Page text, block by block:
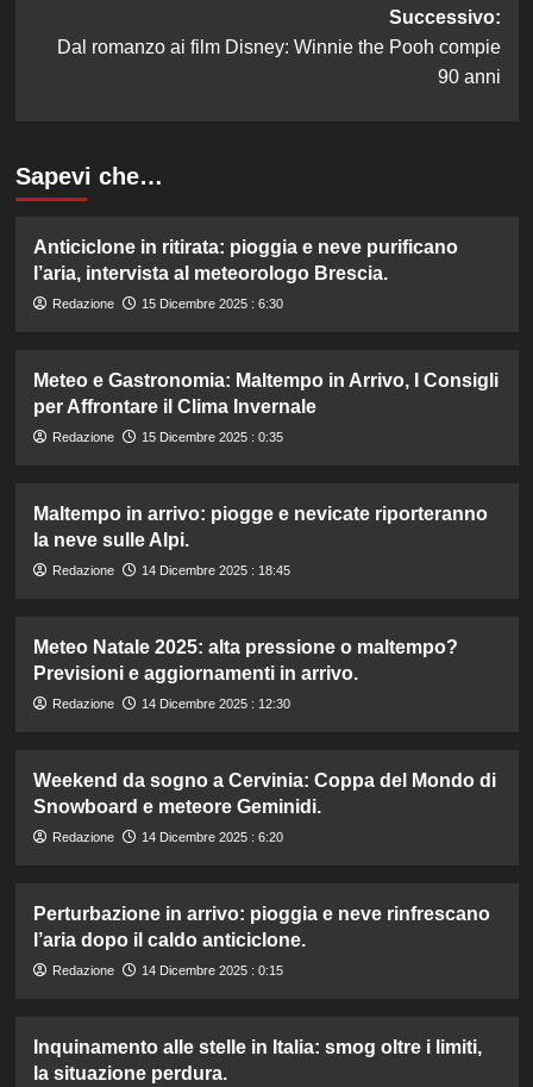
Successivo:
Dal romanzo ai film Disney: Winnie the Pooh compie
90 anni
Sapevi che…
Anticiclone in ritirata: pioggia e neve purificano
l’aria, intervista al meteorologo Brescia.
Redazione 15 Dicembre 2025 : 6:30
Meteo e Gastronomia: Maltempo in Arrivo, I Consigli
per Affrontare il Clima Invernale
Redazione 15 Dicembre 2025 : 0:35
Maltempo in arrivo: piogge e nevicate riporteranno
la neve sulle Alpi.
Redazione 14 Dicembre 2025 : 18:45
Meteo Natale 2025: alta pressione o maltempo?
Previsioni e aggiornamenti in arrivo.
Redazione 14 Dicembre 2025 : 12:30
Weekend da sogno a Cervinia: Coppa del Mondo di
Snowboard e meteore Geminidi.
Redazione 14 Dicembre 2025 : 6:20
Perturbazione in arrivo: pioggia e neve rinfrescano
l’aria dopo il caldo anticiclone.
Redazione 14 Dicembre 2025 : 0:15
Inquinamento alle stelle in Italia: smog oltre i limiti,
la situazione perdura.